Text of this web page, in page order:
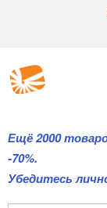
Ещё 2000
-70%.
Убедитесь